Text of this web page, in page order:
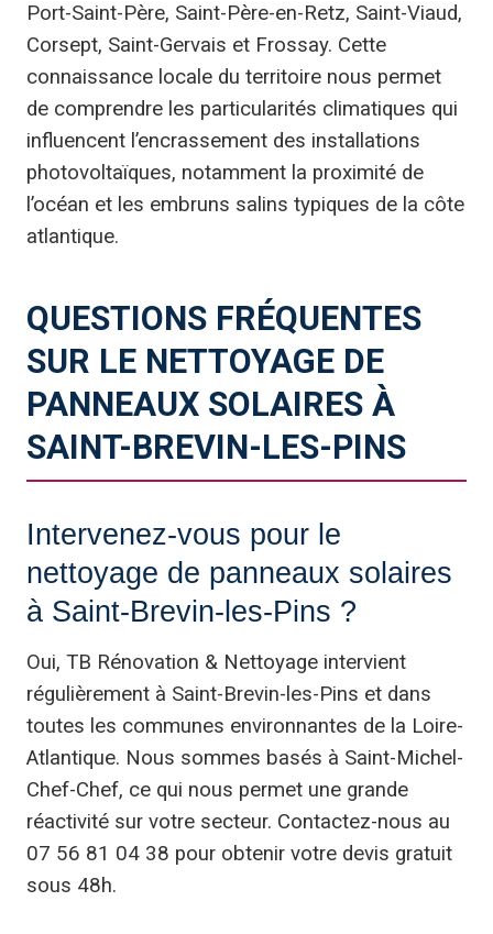
Port-Saint-Père, Saint-Père-en-Retz, Saint-Viaud,
Corsept, Saint-Gervais et Frossay. Cette
connaissance locale du territoire nous permet
de comprendre les particularités climatiques qui
influencent l’encrassement des installations
photovoltaïques, notamment la proximité de
l’océan et les embruns salins typiques de la côte
atlantique.
QUESTIONS FRÉQUENTES
SUR LE NETTOYAGE DE
PANNEAUX SOLAIRES À
SAINT-BREVIN-LES-PINS
Intervenez-vous pour le
nettoyage de panneaux solaires
à Saint-Brevin-les-Pins ?
Oui, TB Rénovation & Nettoyage intervient
régulièrement à Saint-Brevin-les-Pins et dans
toutes les communes environnantes de la Loire-
Atlantique. Nous sommes basés à Saint-Michel-
Chef-Chef, ce qui nous permet une grande
réactivité sur votre secteur. Contactez-nous au
07 56 81 04 38 pour obtenir votre devis gratuit
sous 48h.